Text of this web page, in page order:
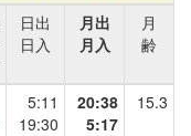
日出
日入
月出
月入
月
齢
5:11
19:30
20:38
5:17
15.3